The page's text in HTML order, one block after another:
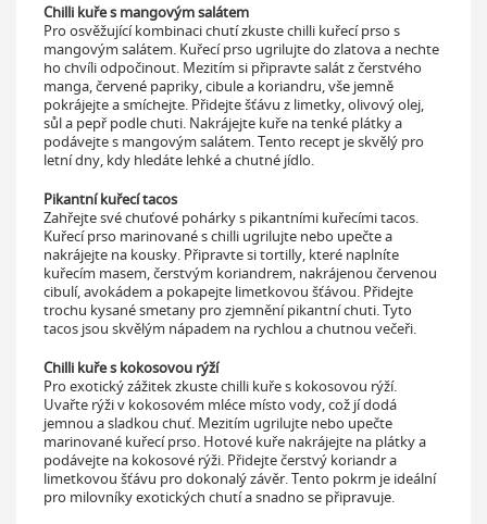
Chilli kuře s mangovým salátem
Pro osvěžující kombinaci chutí zkuste chilli kuřecí prso s
mangovým salátem. Kuřecí prso ugrilujte do zlatova a nechte
ho chvíli odpočinout. Mezitím si připravte salát z čerstvého
manga, červené papriky, cibule a koriandru, vše jemně
pokrájejte a smíchejte. Přidejte šťávu z limetky, olivový olej,
sůl a pepř podle chuti. Nakrájejte kuře na tenké plátky a
podávejte s mangovým salátem. Tento recept je skvělý pro
letní dny, kdy hledáte lehké a chutné jídlo.
Pikantní kuřecí tacos
Zahřejte své chuťové pohárky s pikantními kuřecími tacos.
Kuřecí prso marinované s chilli ugrilujte nebo upečte a
nakrájejte na kousky. Připravte si tortilly, které naplníte
kuřecím masem, čerstvým koriandrem, nakrájenou červenou
cibulí, avokádem a pokapejte limetkovou šťávou. Přidejte
trochu kysané smetany pro zjemnění pikantní chuti. Tyto
tacos jsou skvělým nápadem na rychlou a chutnou večeři.
Chilli kuře s kokosovou rýží
Pro exotický zážitek zkuste chilli kuře s kokosovou rýží.
Uvařte rýži v kokosovém mléce místo vody, což jí dodá
jemnou a sladkou chuť. Mezitím ugrilujte nebo upečte
marinované kuřecí prso. Hotové kuře nakrájejte na plátky a
podávejte na kokosové rýži. Přidejte čerstvý koriandr a
limetkovou šťávu pro dokonalý závěr. Tento pokrm je ideální
pro milovníky exotických chutí a snadno se připravuje.